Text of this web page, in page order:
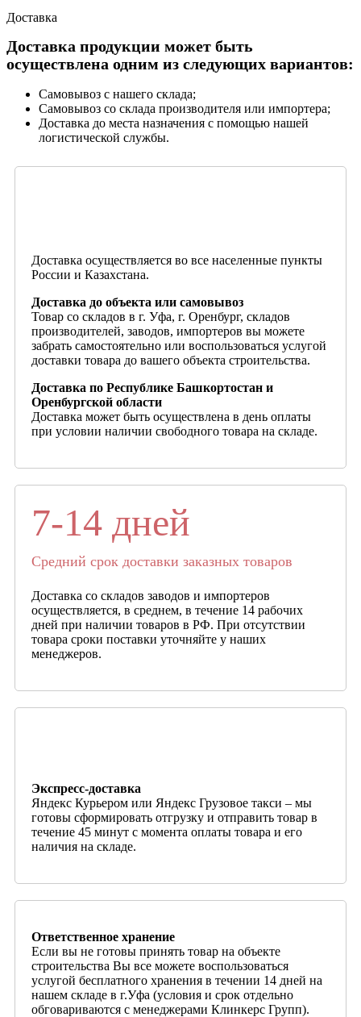
Доставка
Доставка продукции может быть
осуществлена одним из следующих вариантов:
Самовывоз с нашего склада;
Самовывоз со склада производителя или импортера;
Доставка до места назначения с помощью нашей
логистической службы.
Доставка осуществляется во все населенные пункты
России и Казахстана.
Доставка до объекта или самовывоз
Товар со складов в г. Уфа, г. Оренбург, складов
производителей, заводов, импортеров вы можете
забрать самостоятельно или воспользоваться услугой
доставки товара до вашего объекта строительства.
Доставка по Республике Башкортостан и
Оренбургской области
Доставка может быть осуществлена в день оплаты
при условии наличии свободного товара на складе.
7-14 дней
Средний срок доставки заказных товаров
Доставка со складов заводов и импортеров
осуществляется, в среднем, в течение 14 рабочих
дней при наличии товаров в РФ. При отсутствии
товара сроки поставки уточняйте у наших
менеджеров.
Экспресс-доставка
Яндекс Курьером или Яндекс Грузовое такси – мы
готовы сформировать отгрузку и отправить товар в
течение 45 минут с момента оплаты товара и его
наличия на складе.
Ответственное хранение
Если вы не готовы принять товар на объекте
строительства Вы все можете воспользоваться
услугой бесплатного хранения в течении 14 дней на
нашем складе в г.Уфа (условия и срок отдельно
обговариваются с менеджерами Клинкерс Групп).